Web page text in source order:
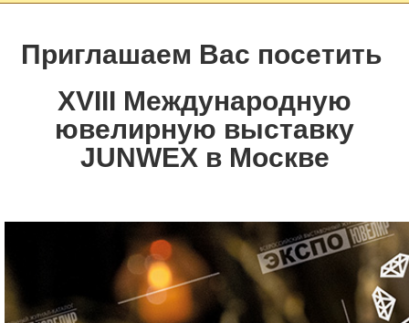
Приглашаем Вас посетить
XVIII Международную
ювелирную выставку
JUNWEX в Москве